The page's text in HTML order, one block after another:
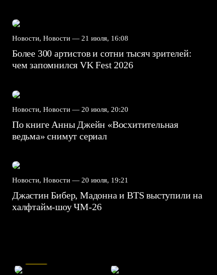
Новости, Новости — 21 июля, 16:08
Более 300 артистов и сотни тысяч зрителей:
чем запомнился VK Fest 2026
Новости, Новости — 20 июля, 20:20
По книге Анны Джейн «Восхитительная
ведьма» снимут сериал
Новости, Новости — 20 июля, 19:21
Джастин Бибер, Мадонна и BTS выступили на
халфтайм-шоу ЧМ-26